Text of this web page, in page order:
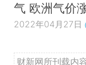
气 欧洲气价
2022年04月27日
财新网所刊载内